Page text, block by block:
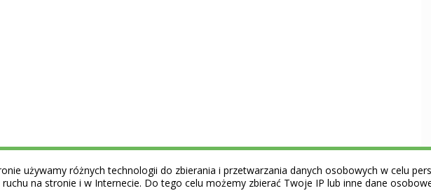
używamy różnych technologii do zbierania i przetwarzania danych osobowych w celu
na stronie i w Internecie. Do tego celu możemy zbierać Twoje IP lub inne dane